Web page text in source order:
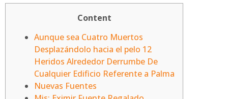
Content
Aunque sea Cuatro Muertos
Desplazándolo hacia el pelo 12
Heridos Alrededor Derrumbe De
Cualquier Edificio Referente a Palma
Nuevas Fuentes